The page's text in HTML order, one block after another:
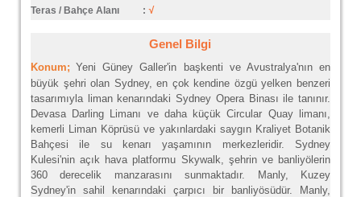
Teras / Bahçe Alanı
: √
Genel Bilgi
Konum; Yeni Güney Galler'in başkenti ve Avustralya'nın en
büyük şehri olan Sydney, en çok kendine özgü yelken benzeri
tasarımıyla liman kenarındaki Sydney Opera Binası ile tanınır.
Devasa Darling Limanı ve daha küçük Circular Quay limanı,
kemerli Liman Köprüsü ve yakınlardaki saygın Kraliyet Botanik
Bahçesi ile su kenarı yaşamının merkezleridir. Sydney
Kulesi'nin açık hava platformu Skywalk, şehrin ve banliyölerin
360 derecelik manzarasını sunmaktadır. Manly, Kuzey
Sydney'in sahil kenarındaki çarpıcı bir banliyösüdür. Manly,